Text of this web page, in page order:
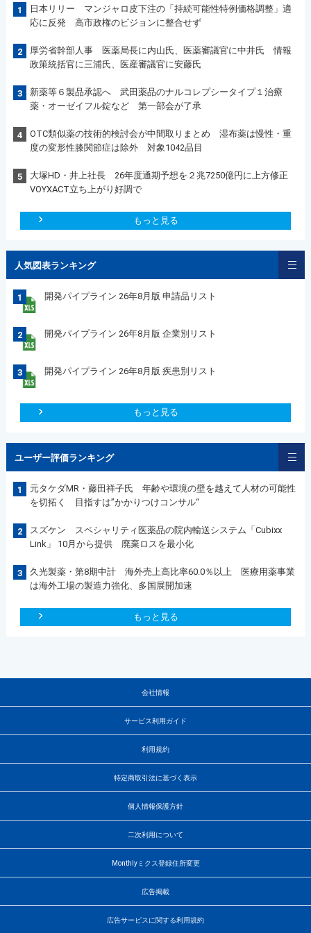
1
日本リリー マンジャロ皮下注の「持続可能性特例価格調整」適
応に反発 高市政権のビジョンに整合せず
2
厚労省幹部人事 医薬局長に内山氏、医薬審議官に中井氏 情報
政策統括官に三浦氏、医産審議官に安藤氏
3
新薬等６製品承認へ 武田薬品のナルコレプシータイプ１治療
薬・オーゼイフル錠など 第一部会が了承
4
OTC類似薬の技術的検討会が中間取りまとめ 湿布薬は慢性・重
度の変形性膝関節症は除外 対象1042品目
5
大塚HD・井上社長 26年度通期予想を２兆7250億円に上方修正
VOYXACT立ち上がり好調で
もっと見る
人気図表ランキング
1 開発パイプライン 26年8月版 申請品リスト
2 開発パイプライン 26年8月版 企業別リスト
3 開発パイプライン 26年8月版 疾患別リスト
もっと見る
ユーザー評価ランキング
1
元タケダMR・藤田祥子氏 年齢や環境の壁を越えて人材の可能性
を切拓く 目指すは”かかりつけコンサル“
2
スズケン スペシャリティ医薬品の院内輸送システム「Cubixx
Link」 10月から提供 廃棄ロスを最小化
3
久光製薬・第8期中計 海外売上高比率60.0％以上 医療用薬事業
は海外工場の製造力強化、多国展開加速
もっと見る
会社情報
サービス利用ガイド
利用規約
特定商取引法に基づく表示
個人情報保護方針
二次利用について
Monthlyミクス登録住所変更
広告掲載
広告サービスに関する利用規約